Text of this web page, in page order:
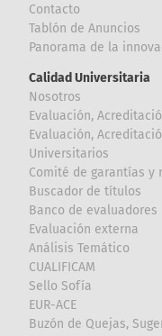
Contacto
Tablón de Anuncios
Panorama de la
Calidad Universitaria
Nosotros
Evaluación,
Evaluación,
Universitarios
Comité de garantías y
Buscador de títulos
Banco de evaluadores
Evaluación externa
Análisis Temático
CUALIFICAM
Sello Sofía
EUR-ACE
Buzón de Quejas,